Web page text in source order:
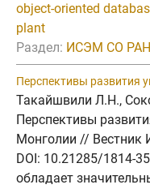
object-oriented
plant
Раздел: ИСЭМ СО РАН
Перспективы развития
Такайшвили Л.Н.,
Перспективы
Монголии // Вестник
DOI: 10.21285/1814-
обладает